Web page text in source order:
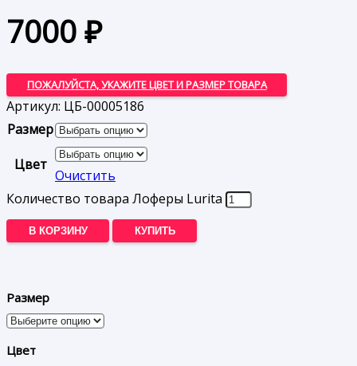
7000₽
ПОЖАЛУЙСТА, УКАЖИТЕ ЦВЕТ И РАЗМЕР ТОВАРА
Артикул: ЦБ-00005186
Размер
Цвет
Очистить
Количество товара Лоферы Lurita
В КОРЗИНУ КУПИТЬ
Размер
Цвет